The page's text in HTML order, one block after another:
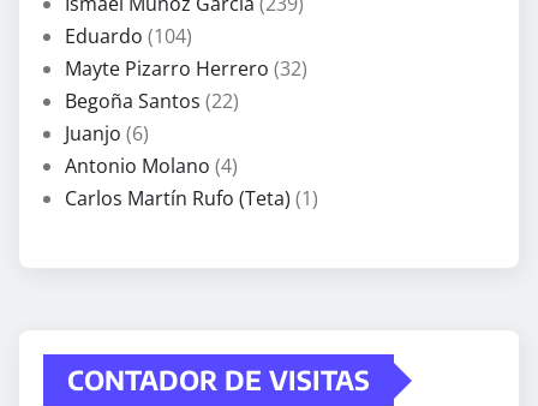
Eduardo (104)
Mayte Pizarro Herrero (32)
Begoña Santos (22)
Juanjo (6)
Antonio Molano (4)
Carlos Martín Rufo (Teta) (1)
CONTADOR DE VISITAS